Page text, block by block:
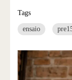
Tags
ensaio